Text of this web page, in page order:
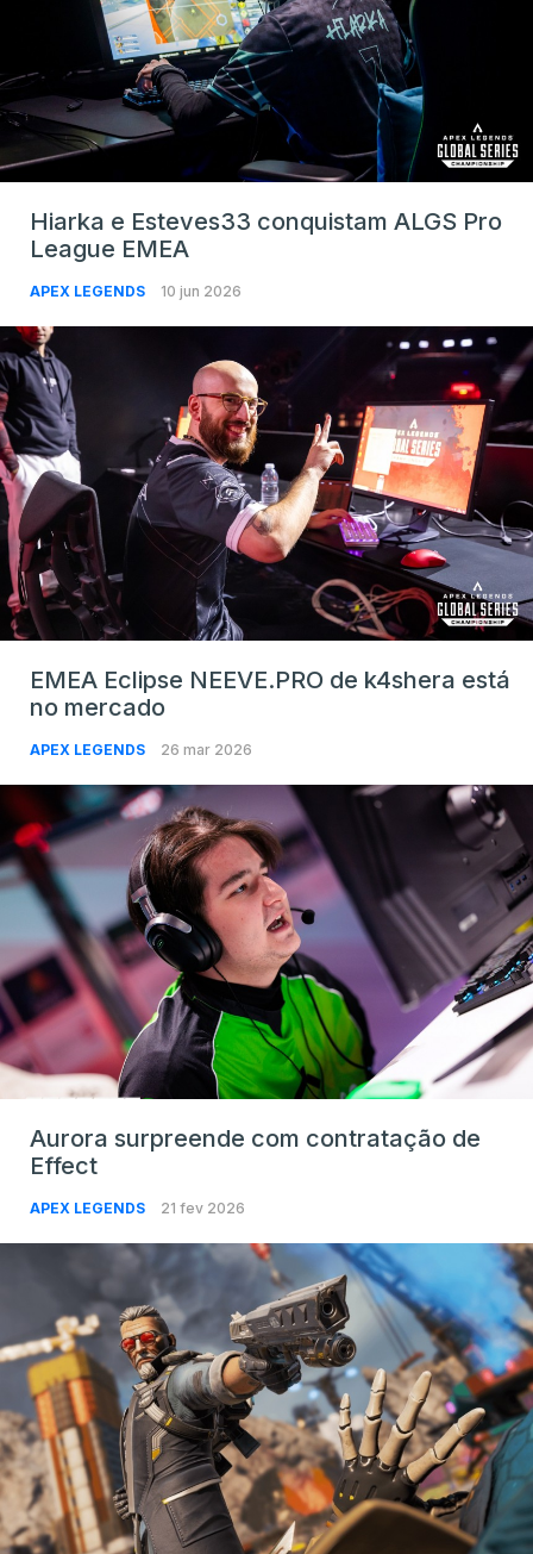
Hiarka e Esteves33 conquistam ALGS Pro
League EMEA
APEX LEGENDS 10 jun 2026
EMEA Eclipse NEEVE.PRO de k4shera está
no mercado
APEX LEGENDS 26 mar 2026
Aurora surpreende com contratação de
Effect
APEX LEGENDS 21 fev 2026